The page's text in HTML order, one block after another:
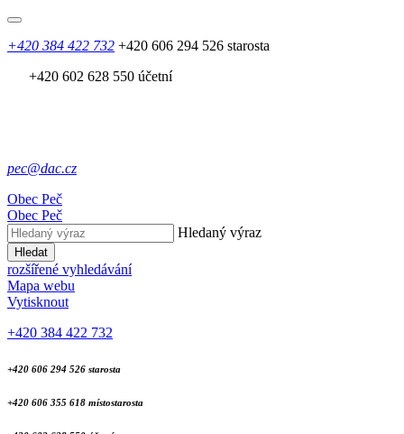
+420 384 422 732 +420 606 294 526 starosta
+420 602 628 550 účetní
pec@dac.cz
Obec Peč
Obec Peč
Hledaný výraz
Hledat
rozšířené vyhledávání
Mapa webu
Vytisknout
+420 384 422 732
+420 606 294 526 starosta
+420 606 355 618 místostarosta